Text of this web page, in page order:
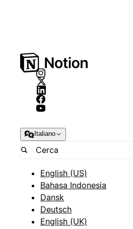
Italiano
English (US)
Bahasa Indonesia
Dansk
Deutsch
English (UK)